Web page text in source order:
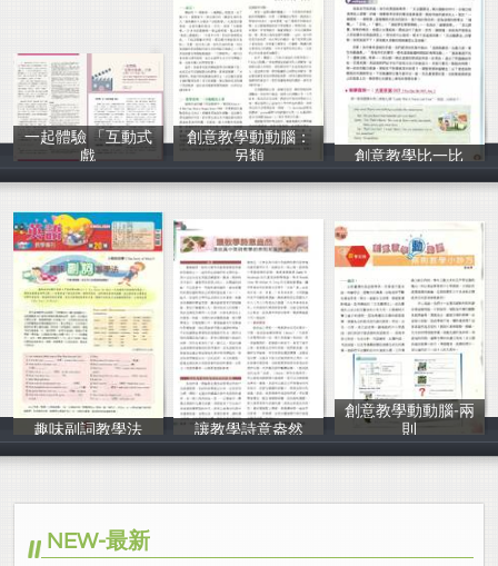
一起體驗 「互動式
戲
黃斌峰
創意教學動動腦：
另類
黃斌峰
創意教學比一比
黃斌峰
趣味副詞教學法
黃斌峰
讓教學詩意盎然
黃斌峰
創意教學動動腦-兩
則
黃斌峰
NEW-最新